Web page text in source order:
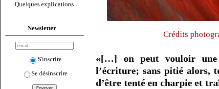
Quelques explications
Newsletter
S'inscrire
Se désinscrire
Crédits
«[…] on peut vouloir une
l’écriture; sans pitié alors,
d’être tenté en charpie et